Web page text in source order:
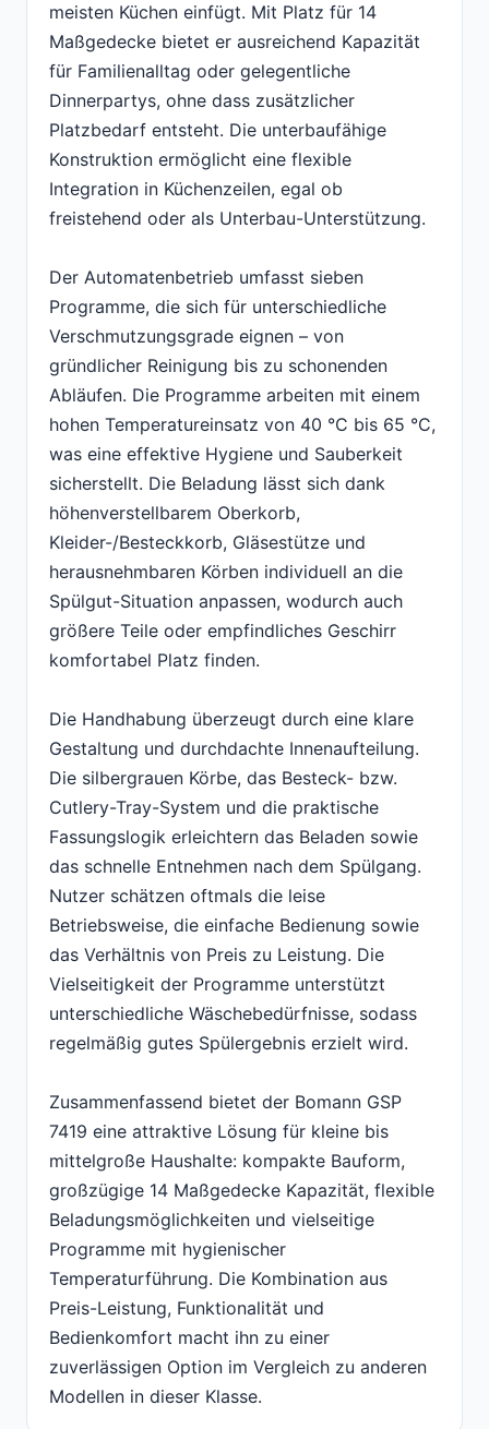
meisten Küchen einfügt. Mit Platz für 14
Maßgedecke bietet er ausreichend Kapazität
für Familienalltag oder gelegentliche
Dinnerpartys, ohne dass zusätzlicher
Platzbedarf entsteht. Die unterbaufähige
Konstruktion ermöglicht eine flexible
Integration in Küchenzeilen, egal ob
freistehend oder als Unterbau-Unterstützung.
Der Automatenbetrieb umfasst sieben
Programme, die sich für unterschiedliche
Verschmutzungsgrade eignen – von
gründlicher Reinigung bis zu schonenden
Abläufen. Die Programme arbeiten mit einem
hohen Temperatureinsatz von 40 °C bis 65 °C,
was eine effektive Hygiene und Sauberkeit
sicherstellt. Die Beladung lässt sich dank
höhenverstellbarem Oberkorb,
Kleider-/Besteckkorb, Gläsestütze und
herausnehmbaren Körben individuell an die
Spülgut-Situation anpassen, wodurch auch
größere Teile oder empfindliches Geschirr
komfortabel Platz finden.
Die Handhabung überzeugt durch eine klare
Gestaltung und durchdachte Innenaufteilung.
Die silbergrauen Körbe, das Besteck- bzw.
Cutlery-Tray-System und die praktische
Fassungslogik erleichtern das Beladen sowie
das schnelle Entnehmen nach dem Spülgang.
Nutzer schätzen oftmals die leise
Betriebsweise, die einfache Bedienung sowie
das Verhältnis von Preis zu Leistung. Die
Vielseitigkeit der Programme unterstützt
unterschiedliche Wäschebedürfnisse, sodass
regelmäßig gutes Spülergebnis erzielt wird.
Zusammenfassend bietet der Bomann GSP
7419 eine attraktive Lösung für kleine bis
mittelgroße Haushalte: kompakte Bauform,
großzügige 14 Maßgedecke Kapazität, flexible
Beladungsmöglichkeiten und vielseitige
Programme mit hygienischer
Temperaturführung. Die Kombination aus
Preis-Leistung, Funktionalität und
Bedienkomfort macht ihn zu einer
zuverlässigen Option im Vergleich zu anderen
Modellen in dieser Klasse.